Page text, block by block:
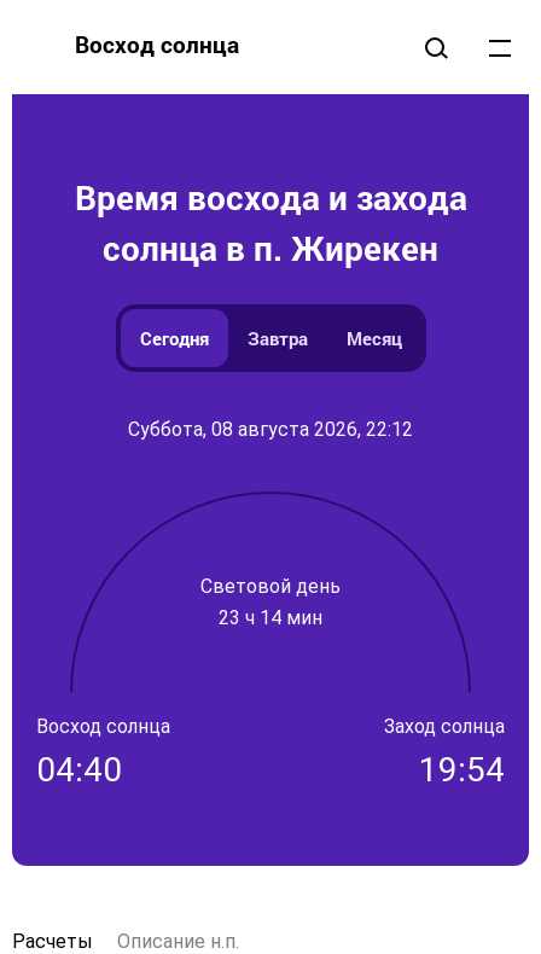
Восход солнца
Время восхода и захода
солнца в п. Жирекен
Сегодня Завтра Месяц
Суббота, 08 августа 2026, 22:12
Световой день
23 ч 14 мин
Восход солнца
04:40
Заход солнца
19:54
Расчеты Описание н.п.